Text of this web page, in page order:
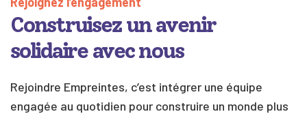
Construisez un avenir
solidaire avec nous
Rejoindre Empreintes, c’est intégrer une équipe
engagée au quotidien pour construire un monde plus